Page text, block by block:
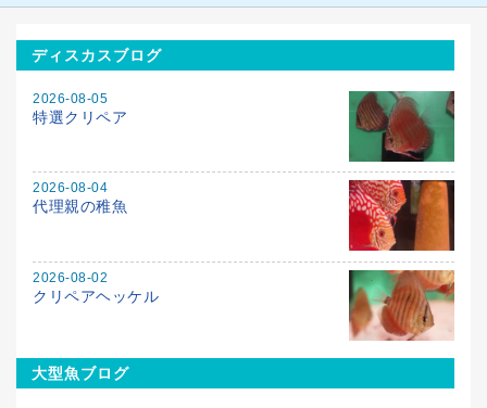
ディスカスブログ
2026-08-05
特選クリペア
2026-08-04
代理親の稚魚
2026-08-02
クリペアヘッケル
大型魚ブログ